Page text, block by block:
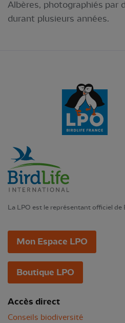
Albères, photographiés par
durant plusieurs années.
La LPO est le représentant officiel
Mon Espace LPO
Boutique LPO
Accès direct
Conseils biodiversité